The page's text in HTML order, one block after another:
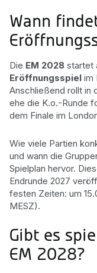
Wann
Die EM 2028 startet
Eröffnungsspiel im
Anschließend rollt in
ehe die K.o.-Runde
dem Finale im
Wie viele Partien
und wann die
Spielplan hervor.
Endrunde 2027
festen Zeiten: um
MESZ).
Gibt es
EM 2028?